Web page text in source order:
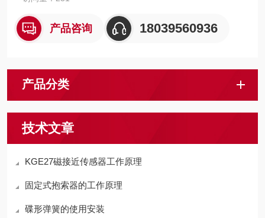
产品咨询 18039560936
产品分类
技术文章
KGE27磁接近传感器工作原理
固定式抱索器的工作原理
碟形弹簧的使用安装